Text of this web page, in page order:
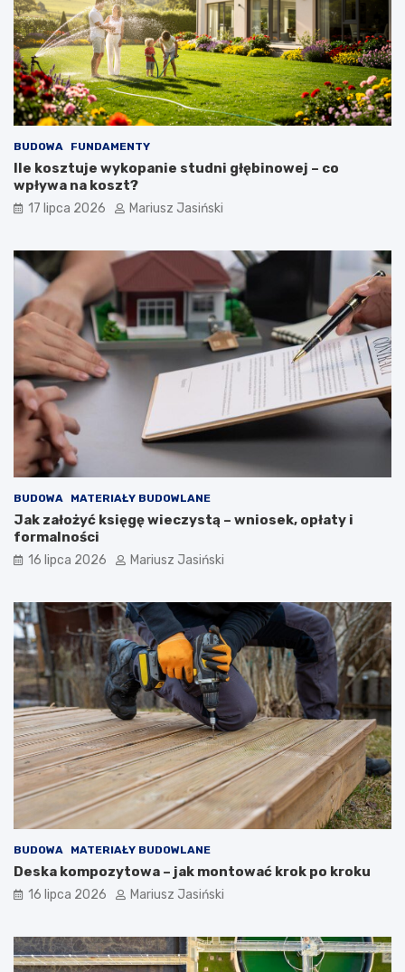
BUDOWA FUNDAMENTY
Ile kosztuje wykopanie studni głębinowej – co
wpływa na koszt?
17 lipca 2026 Mariusz Jasiński
BUDOWA MATERIAŁY BUDOWLANE
Jak założyć księgę wieczystą – wniosek, opłaty i
formalności
16 lipca 2026 Mariusz Jasiński
BUDOWA MATERIAŁY BUDOWLANE
Deska kompozytowa – jak montować krok po kroku
16 lipca 2026 Mariusz Jasiński